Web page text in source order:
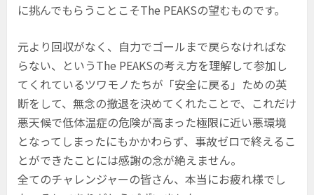
に挑んでもらうことこそThe PEAKSの望むものです。
元より回収がなく、自力でゴールまで戻らなければな
らない、というThe PEAKSの考え方を理解して参加し
てくれているツワモノたちが「安全に戻る」ための英
断をして、無念の撤退を決めてくれたことで、これだけ
悪天候で低体温症の危険が高まった極限に近い悪環境
となってしまったにもかかわらず、事故ゼロで終えるこ
とができたことには感謝の念が絶えません。
全てのチャレンジャーの皆さん、本当にお疲れ様でし